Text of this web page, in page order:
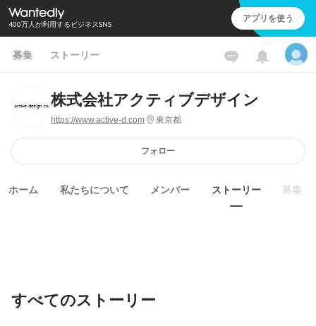
400万人が利用するビジネスSNS アプリを使う
募集 ストーリー
株式会社アクティブデザイン
https://www.active-d.com 東京都
フォロー
ホーム 私たちについて メンバー ストーリー 募集
すべてのストーリー